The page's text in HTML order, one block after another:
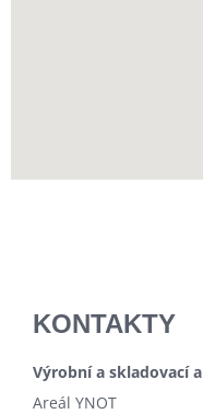
KONTAKTY
Výrobní a skladovací
Areál YNOT